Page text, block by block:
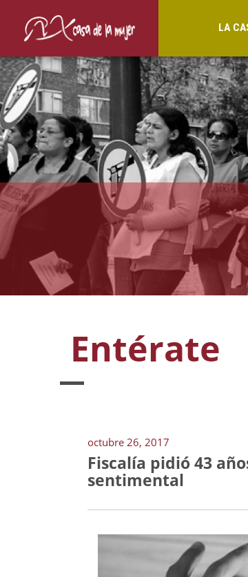
LA
Entérate
octubre 26, 2017
Fiscalía pidió 43
sentimental